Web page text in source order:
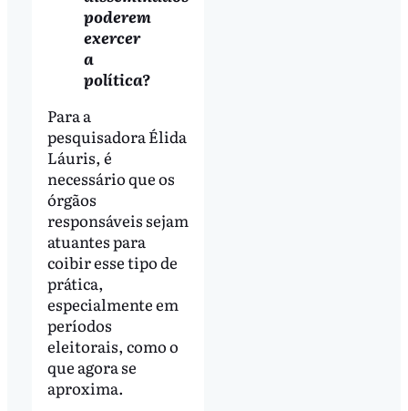
poderem
exercer
a
política?
Para a
pesquisadora Élida
Láuris, é
necessário que os
órgãos
responsáveis sejam
atuantes para
coibir esse tipo de
prática,
especialmente em
períodos
eleitorais, como o
que agora se
aproxima.